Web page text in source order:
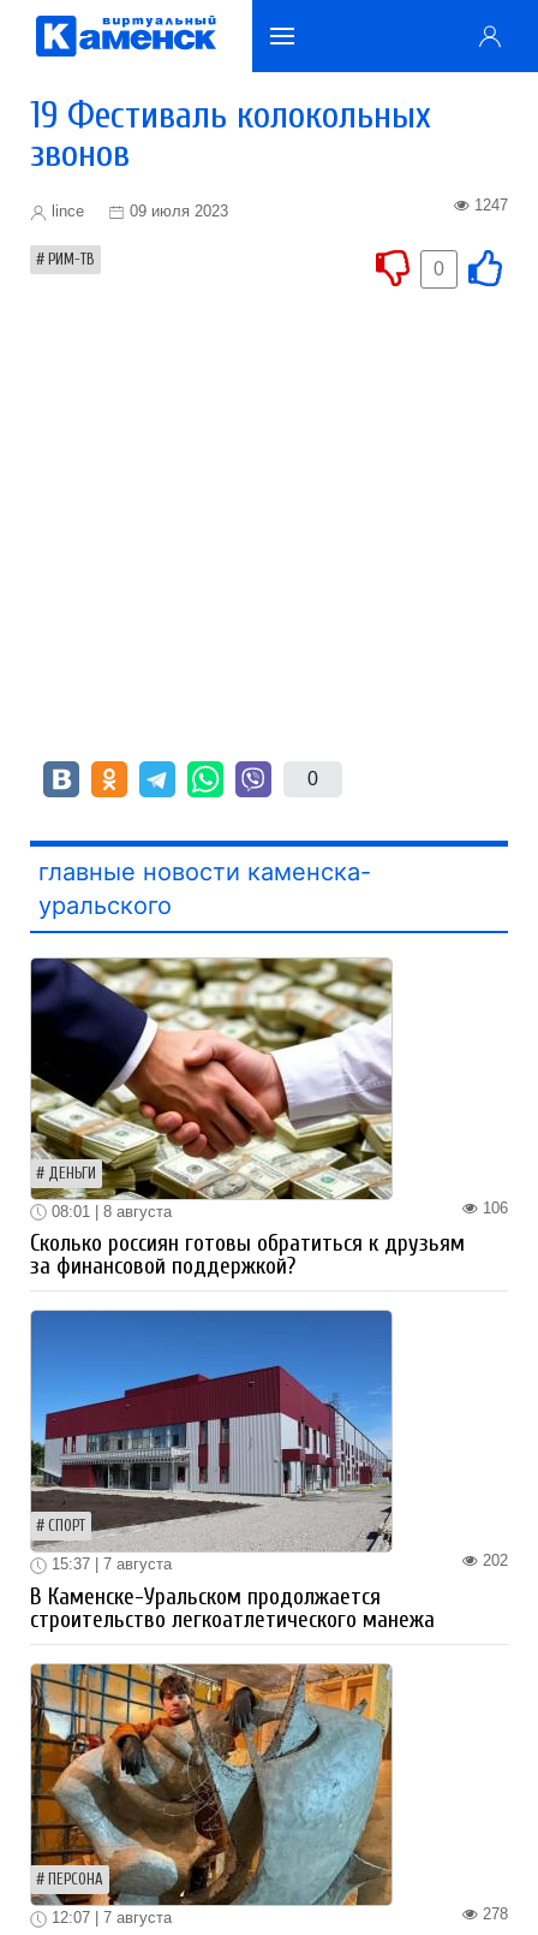
19 Фестиваль колокольных
звонов
lince 09 июля 2023 1247
РИМ-ТВ 0
0
главные новости каменска-
уральского
ДЕНЬГИ
106
08:01 | 8 августа
Сколько россиян готовы обратиться к друзьям
за финансовой поддержкой?
СПОРТ
202
15:37 | 7 августа
В Каменске-Уральском продолжается
строительство легкоатлетического манежа
ПЕРСОНА
278
12:07 | 7 августа